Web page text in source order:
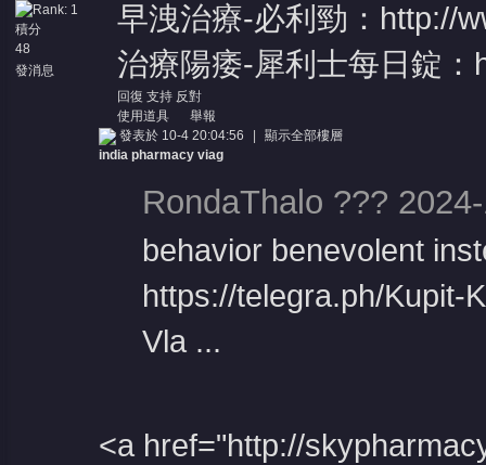
積分
48
發消息
早洩治療-必利勁： http://
治療陽痿-犀利士每日錠：
回復 支持 反對
使用道具
舉報
發表於 10-4 20:04:56
顯示全部樓層
india pharmacy viag
RondaThalo ???
behavior benevolent
https://telegra.ph/Kupit-
Vla ...
<a href="http://